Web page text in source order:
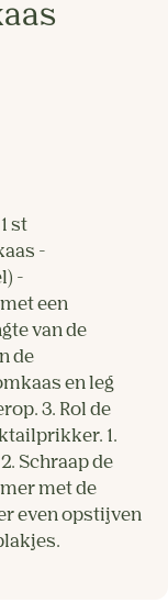
st
-
-
een
van de
de
en leg
3. Rol de
1.
Schraap de
met de
even opstijven